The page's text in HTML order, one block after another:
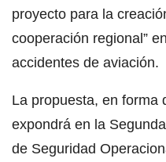
proyecto para la
cooperación regional”
accidentes de aviación.
La propuesta, en forma
expondrá en la
de Seguridad